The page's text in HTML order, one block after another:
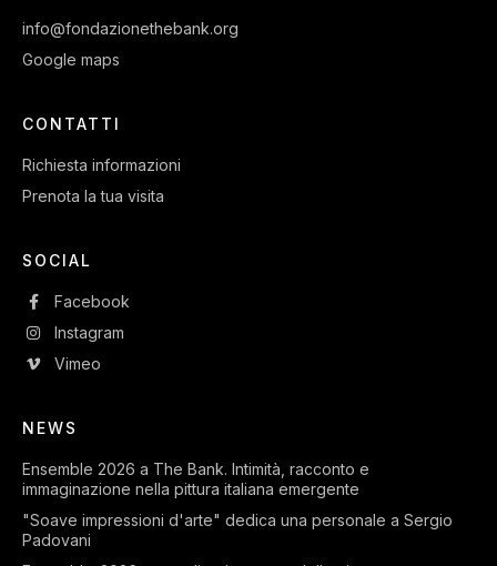
info@fondazionethebank.org
Google maps
CONTATTI
Richiesta informazioni
Prenota la tua visita
SOCIAL
Facebook
Instagram
Vimeo
NEWS
Ensemble 2026 a The Bank. Intimità, racconto e
immaginazione nella pittura italiana emergente
"Soave impressioni d'arte" dedica una personale a Sergio
Padovani